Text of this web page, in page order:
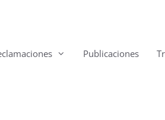
Publicaciones